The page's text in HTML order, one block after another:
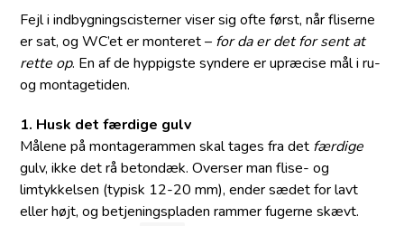
Fejl i indbygningscisterner viser sig ofte først, når fliserne
er sat, og WC’et er monteret – for da er det for sent at
rette op. En af de hyppigste syndere er upræcise mål i ru-
og montagetiden.
1. Husk det færdige gulv
Målene på montage­rammen skal tages fra det færdige
gulv, ikke det rå betondæk. Overser man flise- og
limtykkelsen (typisk 12-20 mm), ender sædet for lavt
eller højt, og betjeningspladen rammer fugerne skævt.